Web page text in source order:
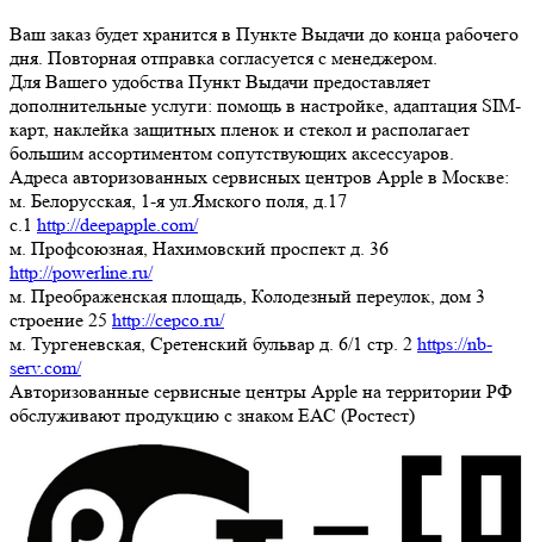
Ваш заказ будет хранится в Пункте Выдачи до конца рабочего
дня. Повторная отправка согласуется с менеджером.
Для Вашего удобства Пункт Выдачи предоставляет
дополнительные услуги: помощь в настройке, адаптация SIM-
карт, наклейка защитных пленок и стекол и располагает
большим ассортиментом сопутствующих аксессуаров.
Адреса авторизованных сервисных центров Apple в Москве:
м. Белорусская, 1-я ул.Ямского поля, д.17
c.1 http://deepapple.com/
м. Профсоюзная, Нахимовский проспект д. 36
http://powerline.ru/
м. Преображенская площадь, Колодезный переулок, дом 3
строение 25 http://cepco.ru/
м. Тургеневская, Сретенский бульвар д. 6/1 стр. 2 https://nb-
serv.com/
Авторизованные сервисные центры Apple на территории РФ
обслуживают продукцию с знаком ЕАС (Ростест)